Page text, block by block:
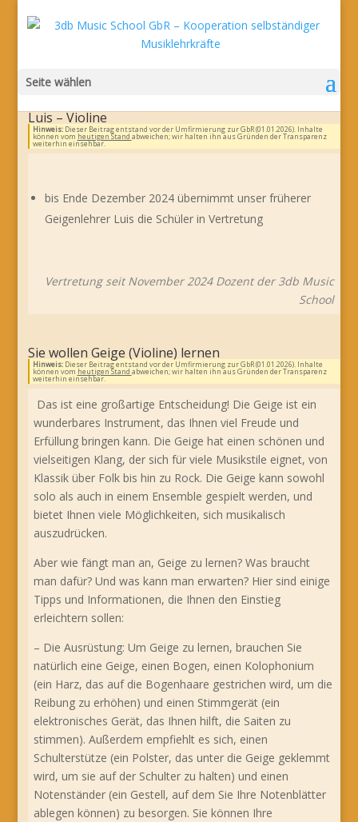
Seite wählen
Luis – Violine
Hinweis:Dieser Beitrag entstand vor der Umfirmierung zur GbR (01.01.2026). Inhalte
können vom heutigen Stand abweichen; wir halten ihn aus Gründen der Transparenz
weiterhin einsehbar.
bis Ende Dezember 2024 übernimmt unser früherer
Geigenlehrer Luis die Schüler in Vertretung
Vertretung seit November 2024 Dozent der 3db Music
School
Sie wollen Geige (Violine) lernen
Hinweis:Dieser Beitrag entstand vor der Umfirmierung zur GbR (01.01.2026). Inhalte
können vom heutigen Stand abweichen; wir halten ihn aus Gründen der Transparenz
weiterhin einsehbar.
Das ist eine großartige Entscheidung! Die Geige ist ein
wunderbares Instrument, das Ihnen viel Freude und
Erfüllung bringen kann. Die Geige hat einen schönen und
vielseitigen Klang, der sich für viele Musikstile eignet, von
Klassik über Folk bis hin zu Rock. Die Geige kann sowohl
solo als auch in einem Ensemble gespielt werden, und
bietet Ihnen viele Möglichkeiten, sich musikalisch
auszudrücken.
Aber wie fängt man an, Geige zu lernen? Was braucht
man dafür? Und was kann man erwarten? Hier sind einige
Tipps und Informationen, die Ihnen den Einstieg
erleichtern sollen:
– Die Ausrüstung: Um Geige zu lernen, brauchen Sie
natürlich eine Geige, einen Bogen, einen Kolophonium
(ein Harz, das auf die Bogenhaare gestrichen wird, um die
Reibung zu erhöhen) und einen Stimmgerät (ein
elektronisches Gerät, das Ihnen hilft, die Saiten zu
stimmen). Außerdem empfiehlt es sich, einen
Schulterstütze (ein Polster, das unter die Geige geklemmt
wird, um sie auf der Schulter zu halten) und einen
Notenständer (ein Gestell, auf dem Sie Ihre Notenblätter
ablegen können) zu besorgen. Sie können Ihre